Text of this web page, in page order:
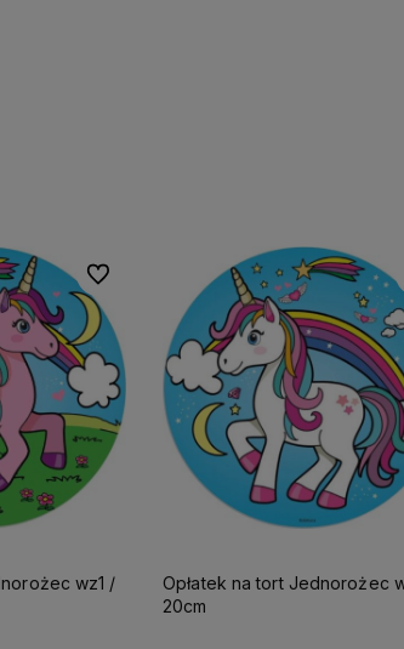
Do ulubionych
Do ulubionych
Opłatek na tort Jednorożec wz2 /
20cm